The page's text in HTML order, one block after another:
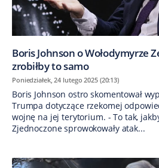
Boris Johnson o Wołodymyrze
zrobiłby to samo
Poniedziałek, 24 lutego 2025 (20:13)
Boris Johnson ostro skomentował
Trumpa dotyczące rzekomej
wojnę na jej terytorium. - To tak,
Zjednoczone sprowokowały atak...